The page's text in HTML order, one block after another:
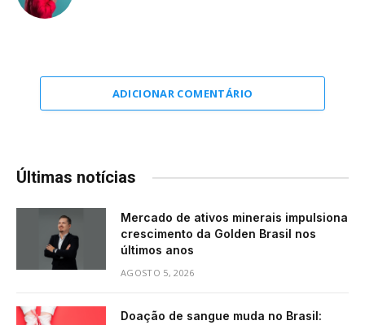
ADICIONAR COMENTÁRIO
Últimas notícias
Mercado de ativos minerais impulsiona
crescimento da Golden Brasil nos
últimos anos
AGOSTO 5, 2026
Doação de sangue muda no Brasil: